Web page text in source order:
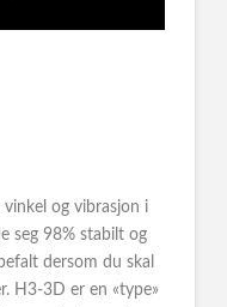
og vibrasjon i
seg 98% stabilt og
dersom du skal
H3-3D er en «type»